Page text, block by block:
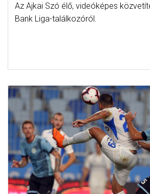
Az Ajkai Szó élő, videóképes
Bank Liga-találkozóról.